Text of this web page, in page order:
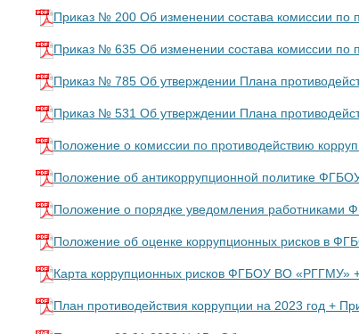
Приказ № 200 Об изменении состава комиссии по
Приказ № 635 Об изменении состава комиссии по
Приказ № 785 Об утверждении Плана
Приказ № 531 Об утверждении Плана
Положение о комиссии по противодействию
Положение об антикоррупционной политике
Положение о порядке уведомления
Положение об оценке коррупционных рисков в
Карта коррупционных рисков ФГБОУ ВО «РГГМУ»
План противодействия коррупции на 2023 год +